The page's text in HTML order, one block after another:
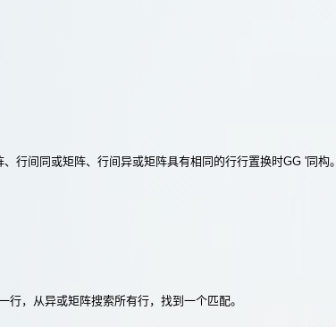
行间同或矩阵、行间异或矩阵具有相同的行行置换时GG '同构。
行，从异或矩阵搜索所有行，找到一个匹配。